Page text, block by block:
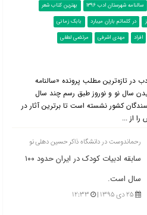
سالنامه شهرستان ادب 1396
بهترین کتاب شعر
در کلماتم باران میبارد
بابک زمانی
افراد مهدی اشرفی
مرتضی لطفی
شهرستان ادب: سایت شهرستان ادب در تازه‌ترین مطلب پرونده «سال‎نامه
سال نو و نوروز طبق رسم چند سال
کشور نشسته است تا برترین آثار در
از ...
رحماندوست در دانشگاه ذاکر حسین دهلی نو
سابقه ادبیات کودک در ایران حدود ۱۰۰
سال است.
۲۵ دی ۱۳۹۵ | ۱۲:۳۳